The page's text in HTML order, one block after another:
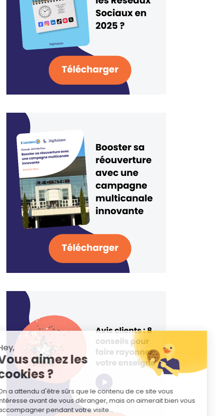
Hey,
Vous aimez les
cookies ?
On a attendu d'être sûrs que le contenu de ce site vous
intéresse avant de vous déranger, mais on aimerait bien vous
accompagner pendant votre visite...